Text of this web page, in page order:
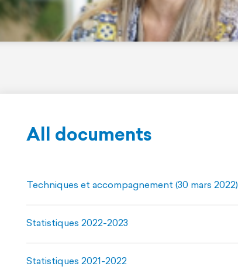
All documents
Techniques et accompagnement (30 mars 2022)
Statistiques 2022-2023
Statistiques 2021-2022